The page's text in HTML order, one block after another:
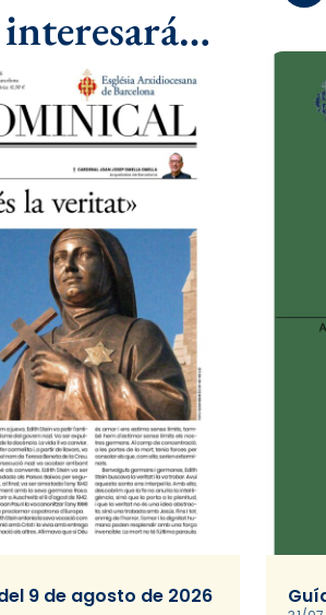
9 de agosto de 2026